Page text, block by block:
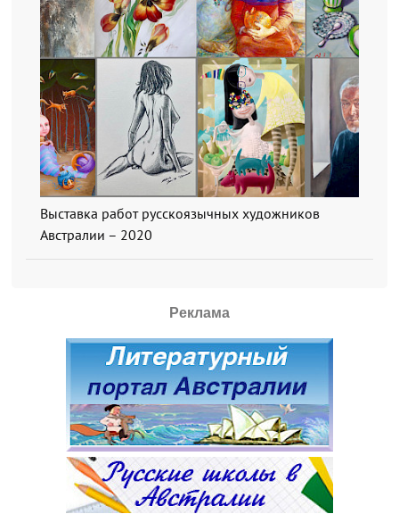
Выставка работ русскоязычных художников
Австралии – 2020
Реклама